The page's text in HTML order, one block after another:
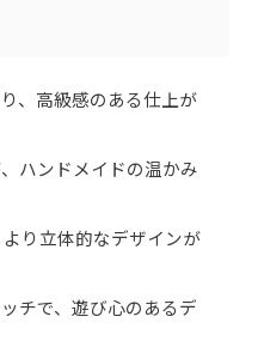
、高級感のある仕上が
ハンドメイドの温かみ
り立体的なデザインが
チで、遊び心のあるデ